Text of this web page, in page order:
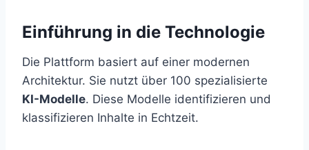
Einführung in die Technologie
Die Plattform basiert auf einer modernen
Architektur. Sie nutzt über 100 spezialisierte
KI-Modelle. Diese Modelle identifizieren und
klassifizieren Inhalte in Echtzeit.